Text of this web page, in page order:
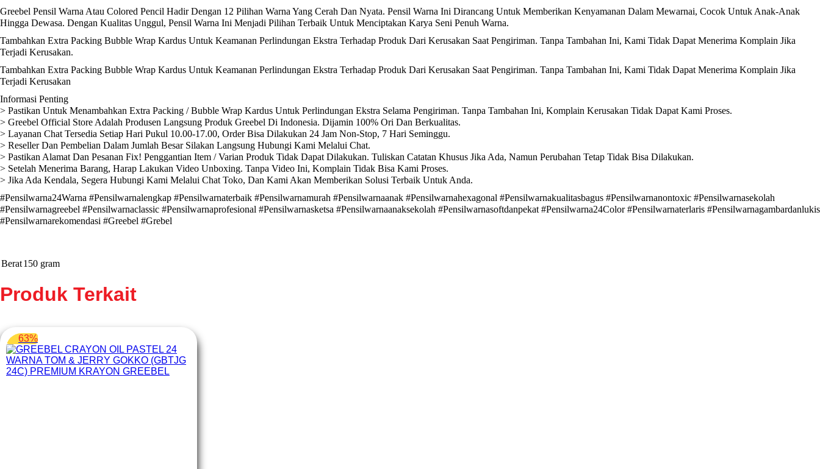
Greebel Pensil Warna Atau Colored Pencil Hadir Dengan 12 Pilihan Warna Yang Cerah Dan Nyata. Pensil Warna Ini Dirancang Untuk Memberikan Kenyamanan Dalam Mewarnai, Cocok Untuk Anak-Anak
Hingga Dewasa. Dengan Kualitas Unggul, Pensil Warna Ini Menjadi Pilihan Terbaik Untuk Menciptakan Karya Seni Penuh Warna.
Tambahkan Extra Packing Bubble Wrap Kardus Untuk Keamanan Perlindungan Ekstra Terhadap Produk Dari Kerusakan Saat Pengiriman. Tanpa Tambahan Ini, Kami Tidak Dapat Menerima Komplain Jika
Terjadi Kerusakan.
Tambahkan Extra Packing Bubble Wrap Kardus Untuk Keamanan Perlindungan Ekstra Terhadap Produk Dari Kerusakan Saat Pengiriman. Tanpa Tambahan Ini, Kami Tidak Dapat Menerima Komplain Jika
Terjadi Kerusakan
Informasi Penting
> Pastikan Untuk Menambahkan Extra Packing / Bubble Wrap Kardus Untuk Perlindungan Ekstra Selama Pengiriman. Tanpa Tambahan Ini, Komplain Kerusakan Tidak Dapat Kami Proses.
> Greebel Official Store Adalah Produsen Langsung Produk Greebel Di Indonesia. Dijamin 100% Ori Dan Berkualitas.
> Layanan Chat Tersedia Setiap Hari Pukul 10.00-17.00, Order Bisa Dilakukan 24 Jam Non-Stop, 7 Hari Seminggu.
> Reseller Dan Pembelian Dalam Jumlah Besar Silakan Langsung Hubungi Kami Melalui Chat.
> Pastikan Alamat Dan Pesanan Fix! Penggantian Item / Varian Produk Tidak Dapat Dilakukan. Tuliskan Catatan Khusus Jika Ada, Namun Perubahan Tetap Tidak Bisa Dilakukan.
> Setelah Menerima Barang, Harap Lakukan Video Unboxing. Tanpa Video Ini, Komplain Tidak Bisa Kami Proses.
> Jika Ada Kendala, Segera Hubungi Kami Melalui Chat Toko, Dan Kami Akan Memberikan Solusi Terbaik Untuk Anda.
#Pensilwarna24Warna #Pensilwarnalengkap #Pensilwarnaterbaik #Pensilwarnamurah #Pensilwarnaanak #Pensilwarnahexagonal #Pensilwarnakualitasbagus #Pensilwarnanontoxic #Pensilwarnasekolah
#Pensilwarnagreebel #Pensilwarnaclassic #Pensilwarnaprofesional #Pensilwarnasketsa #Pensilwarnaanaksekolah #Pensilwarnasoftdanpekat #Pensilwarna24Color #Pensilwarnaterlaris #Pensilwarnagambardanlukis
#Pensilwarnarekomendasi #Greebel #Grebel
Berat150 gram
Produk Terkait
63%